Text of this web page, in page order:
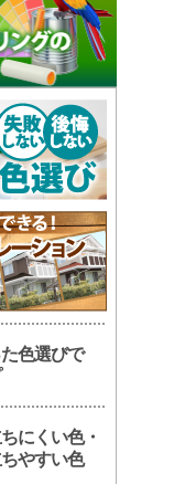
色選びで
にくい色・
やすい色